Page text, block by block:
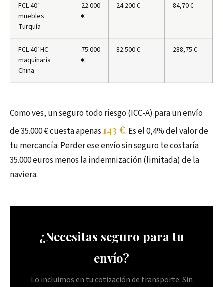
FCL 40′
muebles
Turquía
22.000
€
24.200 € 84,70 €
FCL 40′ HC
maquinaria
China
75.000
€
82.500 € 288,75 €
Como ves, un seguro todo riesgo (ICC-A) para un envío
de 35.000 € cuesta apenas 143 €. Es el 0,4% del valor de
tu mercancía. Perder ese envío sin seguro te costaría
35.000 euros menos la indemnización (limitada) de la
naviera.
¿Necesitas seguro para tu
envío?
Lo incluimos en tu cotización de transporte. Sin